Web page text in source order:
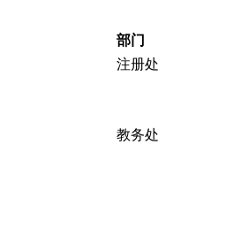
部门
注册处
教务处